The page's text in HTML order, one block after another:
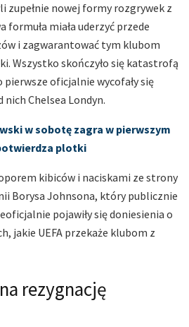
zupełnie nowej formy rozgrywek z
formuła miała uderzyć przede
i zagwarantować tym klubom
Wszystko skończyło się katastrofą
pierwsze oficjalnie wycofały się
Chelsea Londyn.
w sobotę zagra w pierwszym
plotki
kibiców i naciskami ze strony
Borysa Johnsona, który publicznie
pojawiły się doniesienia o
jakie UEFA przekaże klubom z
rezygnację